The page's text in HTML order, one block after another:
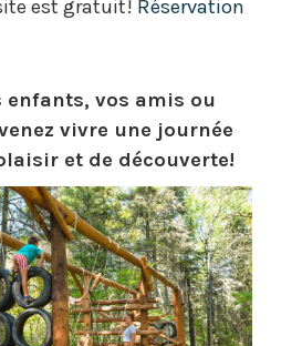
est gratuit! Réservation
enfants, vos amis ou
vivre une journée
et de découverte!